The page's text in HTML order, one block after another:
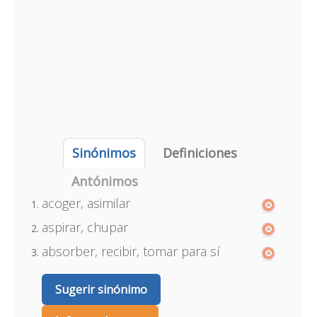
Sinónimos
Definiciones
Antónimos
acoger, asimilar
aspirar, chupar
absorber, recibir, tomar para sí
Sugerir sinónimo